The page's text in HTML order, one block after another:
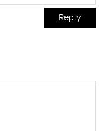
Reply